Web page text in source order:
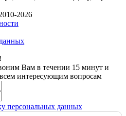
2026
Вам в течении 15 минут и
интересующим вопросам
персональных данных